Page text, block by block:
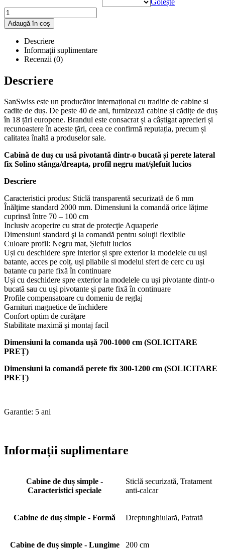
Adaugă în coș
Descriere
Informații suplimentare
Recenzii (0)
Descriere
SanSwiss este un producător internațional cu traditie de cabine si
cadite de duș. De peste 40 de ani, furnizează cabine și cădițe de duș
în 18 țări europene. Brandul este consacrat și a câștigat aprecieri și
recunoastere în aceste țări, ceea ce confirmă reputația, precum și
calitatea înaltă a produselor sale.
Cabină de duș cu usă pivotantă dintr-o bucată și perete lateral
fix Solino stânga/dreapta, profil negru mat/șlefuit lucios
Descriere
Caracteristici produs: Sticlă transparentă securizată de 6 mm
Înălţime standard 2000 mm. Dimensiuni la comandă orice lățime
cuprinsă între 70 – 100 cm
Inclusiv acoperire cu strat de protecţie Aquaperle
Dimensiuni standard şi la comandă pentru soluţii flexibile
Culoare profil: Negru mat, Șlefuit lucios
Uși cu deschidere spre interior și spre exterior la modelele cu uși
batante, acces pe colț, uși pliabile si modelul sfert de cerc cu uși
batante cu parte fixă în continuare
Uși cu deschidere spre exterior la modelele cu uși pivotante dintr-o
bucată sau cu uși pivotante și parte fixă în continuare
Profile compensatoare cu domeniu de reglaj
Garnituri magnetice de închidere
Confort optim de curăţare
Stabilitate maximă şi montaj facil
Dimensiuni la comanda ușă 700-1000 cm (SOLICITARE
PREȚ)
Dimensiuni la comandă perete fix 300-1200 cm (SOLICITARE
PREȚ)
Garantie: 5 ani
Informații suplimentare
Cabine de duș simple -
Caracteristici speciale
Sticlă securizată, Tratament
anti-calcar
Cabine de duș simple - Formă Dreptunghiulară, Patrată
Cabine de duș simple - Lungime 200 cm